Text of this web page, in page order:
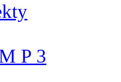
P 3